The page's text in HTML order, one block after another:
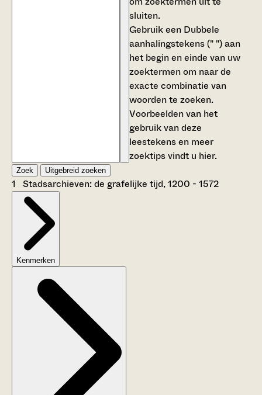
sluiten.
Gebruik een Dubbele
aanhalingstekens (" ")aan
het begin en einde van uw
zoektermen om naar de
exacte combinatie van
woorden te zoeken.
Voorbeelden van het
gebruik van deze
leestekens en meer
zoektips vindt u hier.
Zoek Uitgebreid zoeken
1 Stadsarchieven: de grafelijke tijd, 1200 - 1572
Kenmerken